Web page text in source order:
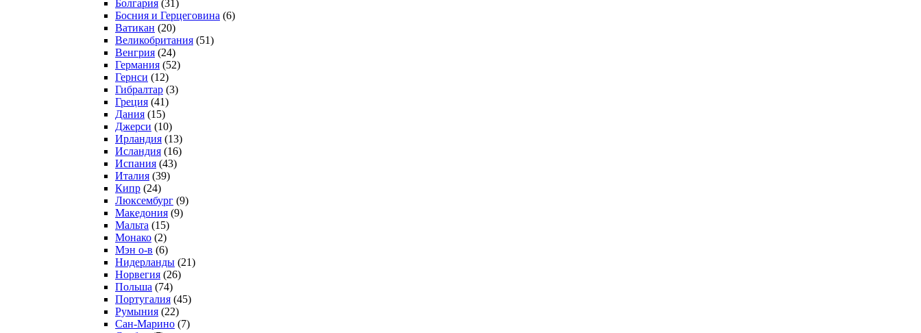
Болгария (31)
Босния и Герцеговина (6)
Ватикан (20)
Великобритания (51)
Венгрия (24)
Германия (52)
Гернси (12)
Гибралтар (3)
Греция (41)
Дания (15)
Джерси (10)
Ирландия (13)
Исландия (16)
Испания (43)
Италия (39)
Кипр (24)
Люксембург (9)
Македония (9)
Мальта (15)
Монако (2)
Мэн о-в (6)
Нидерланды (21)
Норвегия (26)
Польша (74)
Португалия (45)
Румыния (22)
Сан-Марино (7)